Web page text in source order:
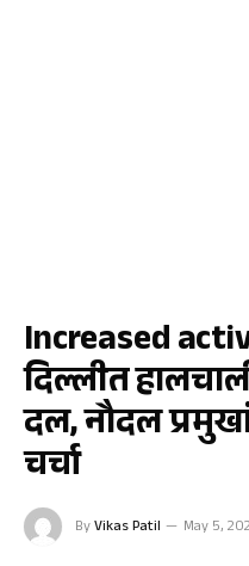
Increased
दिल्लीत
दल, नौदल
चर्चा
ByVikas Patil May 5,